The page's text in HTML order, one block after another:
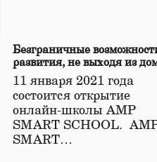
Безграничные
развития, не выходя из
11 января 2021 года
состоится открытие
онлайн-школы АМР
SMART SCHOOL.
SMART…